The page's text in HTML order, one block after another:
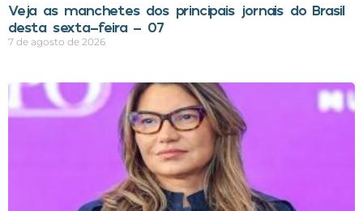
Veja as manchetes dos principais jornais do Brasil
desta sexta-feira – 07
7 de agosto de 2026